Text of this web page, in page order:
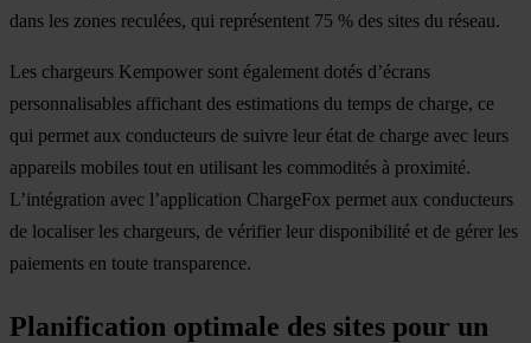
dans les zones reculées, qui représentent 75 % des sites du réseau.
Les chargeurs Kempower sont également dotés d’écrans
personnalisables affichant des estimations du temps de charge, ce
qui permet aux conducteurs de suivre leur état de charge avec leurs
appareils mobiles tout en utilisant les commodités à proximité.
L’intégration avec l’application ChargeFox permet aux conducteurs
de localiser les chargeurs, de vérifier leur disponibilité et de gérer les
paiements en toute transparence.
Planification optimale des sites pour un